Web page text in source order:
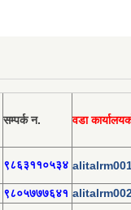
सम्पर्क न. वडा
९८६३११०५३४
९८०५७७७६४१